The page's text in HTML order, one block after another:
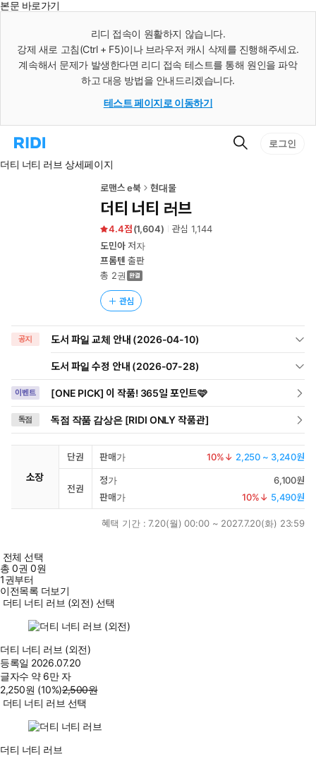
본문 바로가기
리디 접속이 원활하지 않습니다.
강제 새로 고침(Ctrl + F5)이나 브라우저 캐시 삭제를 진행해주세요.
계속해서 문제가 발생한다면 리디 접속 테스트를 통해 원인을 파악
하고 대응 방법을 안내드리겠습니다.
테스트 페이지로 이동하기
리
홈
검
로그인
더티 너티 러브 상세페이지
로맨스 e북 현대물
더티 너티 러브
4.4 (1,604) 관심1,144
도민아저자
프롬텐 출판
총 2권
관심
공지 도서 파일 교체 안내 (2026-04-10)
도서 파일 수정 안내 (2026-07-28)
이벤트 [ONE PICK] 이 작품! 365일 포인트🩷
독점 독점 작품 감상은 [RIDI ONLY 작품관]
소장
단권 판매가 10%↓ 2,250 ~ 3,240원
전권
정가
6,100원
판매가
10%↓ 5,490원
혜택 기간 :7.20(월) 00:00 ~ 2027.7.20(화) 23:59
전체 선택
총0권 0원
1권부터
이전목록 더보기
더티 너티 러브 (외전) 선택
더티 너티 러브 (외전)
등록일 2026.07.20
글자수 약 6만 자
2,250원 (10%)2,500원
더티 너티 러브 선택
더티 너티 러브